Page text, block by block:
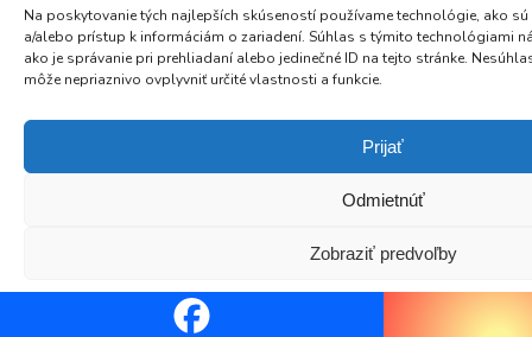
Na poskytovanie tých najlepších skúseností používame technológie, ako
a/alebo prístup k informáciám o zariadení. Súhlas s týmito technológiami
ako je správanie pri prehliadaní alebo jedinečné ID na tejto stránke.
môže nepriaznivo ovplyvniť určité vlastnosti a funkcie.
Prijať
Odmietnúť
Zobraziť predvoľby
Zásady ochrany osobných údajov